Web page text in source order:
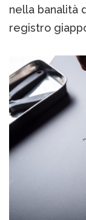
nella banalità
registro